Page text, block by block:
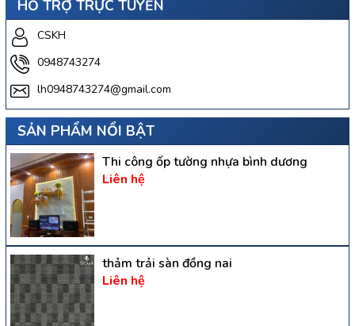
HỖ TRỢ TRỰC TUYẾN
CSKH
0948743274
lh0948743274@gmail.com
SẢN PHẨM NỔI BẬT
Thi công ốp tường nhựa bình dương
Liên hệ
thảm trải sàn đồng nai
Liên hệ